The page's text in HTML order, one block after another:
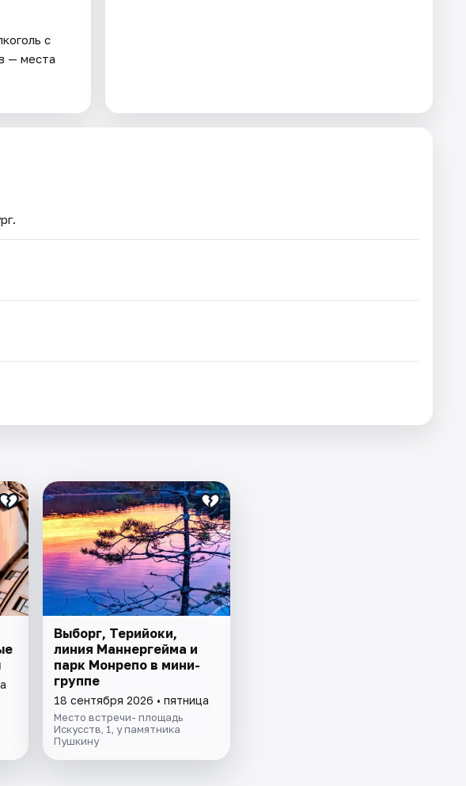
с
— места
Выборг, Терийоки,
линия Маннергейма и
парк Монрепо в мини-
группе
18 сентября 2026 • пятница
Место встречи- площадь
Искусств, 1, у памятника
Пушкину